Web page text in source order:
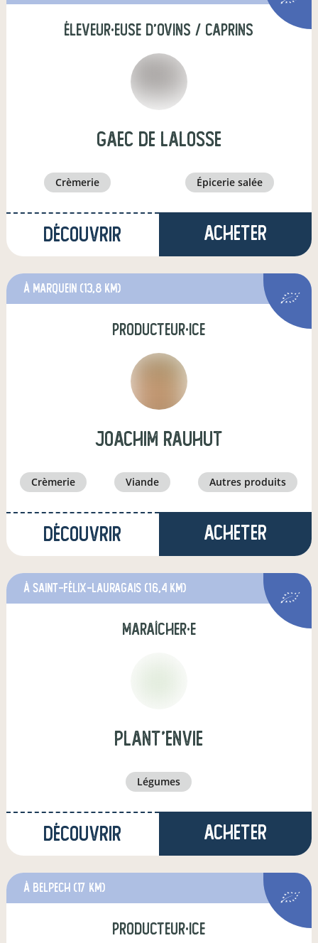
éleveur·euse d'ovins / caprins
GAEC DE LALOSSE
crèmerie épicerie salée
Découvrir Acheter
à Marquein (13,8 km)
producteur·ice
joachim rauhut
crèmerie viande autres produits
Découvrir Acheter
à Saint-Félix-Lauragais (16,4 km)
maraîcher·e
Plant'EnVie
légumes
Découvrir Acheter
à Belpech (17 km)
producteur·ice